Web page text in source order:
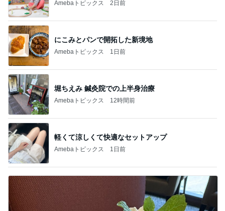
Amebaトピックス 2日前
にこみとパンで開拓した新境地
Amebaトピックス 1日前
堀ちえみ 鍼灸院での上半身治療
Amebaトピックス 12時間前
軽くて涼しくて快適なセットアップ
Amebaトピックス 1日前